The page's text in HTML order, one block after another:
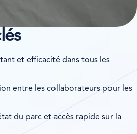
et efficacité dans tous les
entre les collaborateurs pour les
du parc et accès rapide sur la